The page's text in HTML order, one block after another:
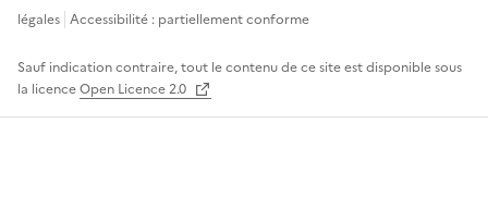
légales Accessibilité : partiellement conforme
Sauf indication contraire, tout le contenu de ce site est disponible sous
la licenceOpen Licence 2.0